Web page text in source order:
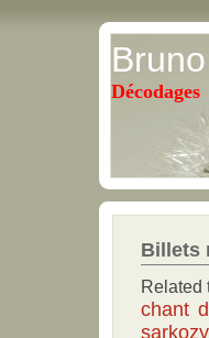
Décodages
Billets
Related
chant
sarkozy